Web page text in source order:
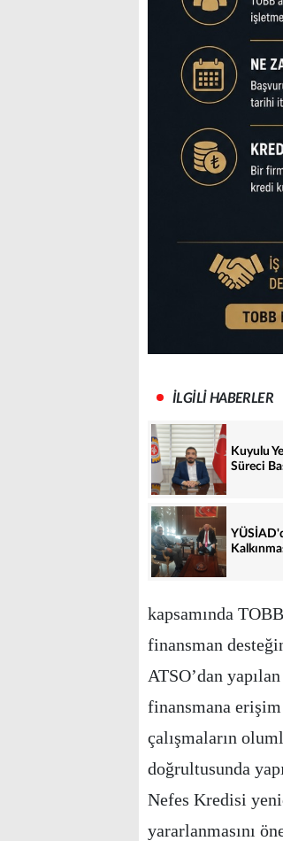
İLGİLİ HABERLER
Kuyulu
Süreci
kapsamında
finansman
ATSO’dan
finansmana erişim
çalışmaların
doğrultusunda
Nefes Kredisi
yararlanmasını